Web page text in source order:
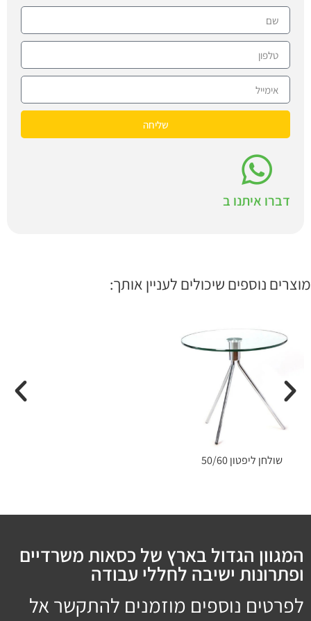
שליחה
דברו איתנו ב
מוצרים נוספים שיכולים לעניין אותך:
שולחן ליפטון 50/60
המגוון הגדול בארץ של כסאות משרדיים
ופתרונות ישיבה לחללי עבודה
לפרטים נוספים מוזמנים להתקשר אל